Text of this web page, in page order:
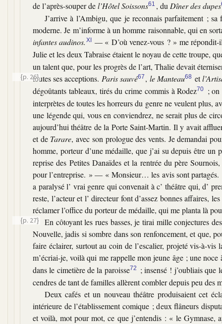
de l’après-souper del’Hôtel Soissons61 , du Dîner des dupes
J’arrive à l’Ambigu, que je reconnais parfaitement ;
moderne. Je m’informe à un homme raisonnable, qui en
infantes audinos. XI
— « D’où venez-vous ? » me répondit-
Julie et les deux Tabraise étaient le noyau de cette troupe,
un talent que, pour les progrès de l’art, Thalie devait
toutes ses acceptions. Paris sauvé67 , le Manteau68 et
{p. 26}
dégoûtants tableaux, tirés du crime commis à Rodez70
; on
interprètes de toutes les horreurs du genre ne veulent plus,
une légende qui, vous en conviendrez, ne serait plus de
aujourd’hui théâtre de la Porte Saint-Martin. Il y avait
et de Tarare, avec son prologue des vents. Je demandai
homme, porteur d’une médaille, que j’ai su depuis être
reprise des Petites Danaïdes et la rentrée du père
pour l’entreprise. » — « Monsieur… les avis sont
a paralysé l’ vrai genre qui convenait à c’ théâtre qui, d’
reste, l’acteur et l’ directeur font d’assez bonnes affaires,
réclamer l’office du porteur de médaille, qui me planta là
En côtoyant les rues basses, je tirai mille conjectures
{p. 27}
Nouvelle, jadis si sombre dans son renfoncement, et que,
faire éclairer, surtout au coin de l’escalier, projeté vis-à-
m’écriai-je, voilà qui me rappelle mon jeune âge ; une
dans le cimetière de la paroisse72
; insensé ! j’oubliais que
cendres de tant de familles allèrent combler depuis peu des
Deux cafés et un nouveau théâtre produisaient cet
intérieure de l’établissement comique ; deux flâneurs
et voilà, mot pour mot, ce que j’entendis : « le Gymnase,